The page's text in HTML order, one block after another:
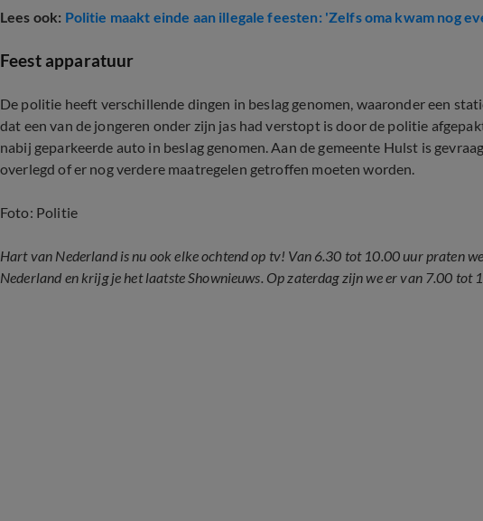
Lees ook: Politie maakt einde aan illegale feesten: 'Zelfs oma kwam nog
Feest apparatuur
De politie heeft verschillende dingen in beslag genomen, waaronder een
dat een van de jongeren onder zijn jas had verstopt is door de politie
nabij geparkeerde auto in beslag genomen. Aan de gemeente Hulst is
overlegd of er nog verdere maatregelen getroffen moeten worden.
Foto: Politie
Hart van Nederland is nu ook elke ochtend op tv! Van 6.30 tot 10.00 uur praten
Nederland en krijg je het laatste Shownieuws. Op zaterdag zijn we er van 7.00 tot